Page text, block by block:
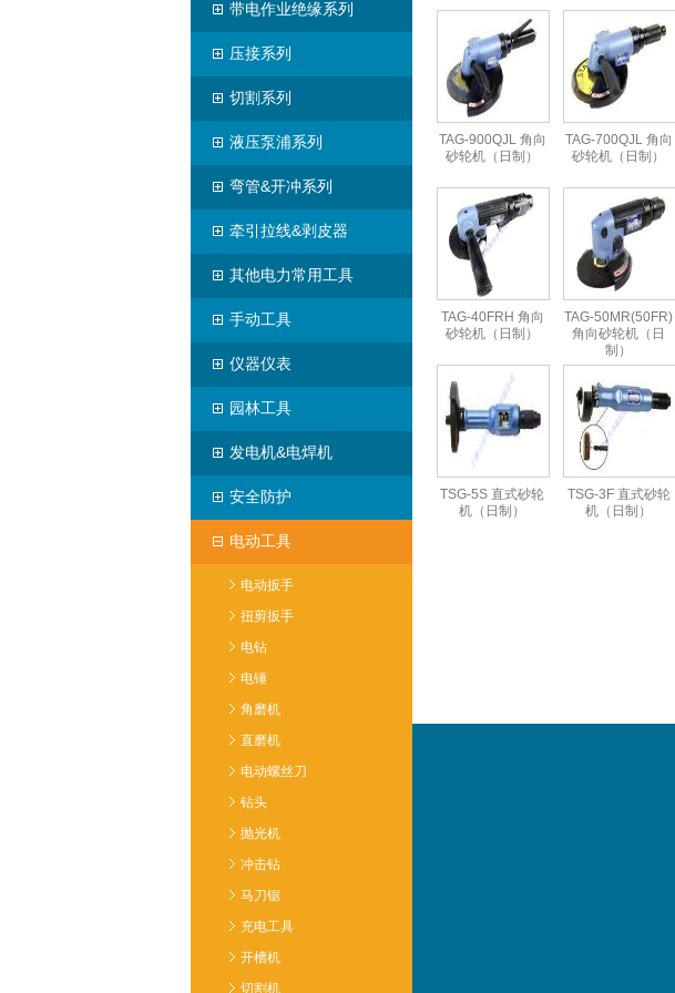
带电作业绝缘系列
压接系列
切割系列
液压泵浦系列
弯管&开冲系列
牵引拉线&剥皮器
其他电力常用工具
手动工具
仪器仪表
园林工具
发电机&电焊机
安全防护
电动工具
电动扳手
扭剪扳手
电钻
电锤
角磨机
直磨机
电动螺丝刀
钻头
抛光机
冲击钻
马刀锯
充电工具
开槽机
切割机
TAG-900QJL 角向
砂轮机（日制）
TAG-700QJL 角向
砂轮机（日制）
TAG-40FRH 角向
砂轮机（日制）
TAG-50MR(50FR)
角向砂轮机（日
制）
TSG-5S 直式砂轮
机（日制）
TSG-3F 直式砂轮
机（日制）